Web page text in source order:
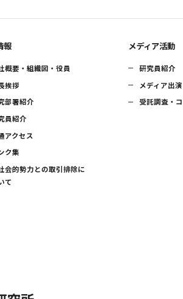
報
概要・組織図・役員
挨拶
部署紹介
員紹介
アクセス
ク集
会的勢力との取引排除に
て
メディア活動
研究員紹介
メディア出
受託調査・